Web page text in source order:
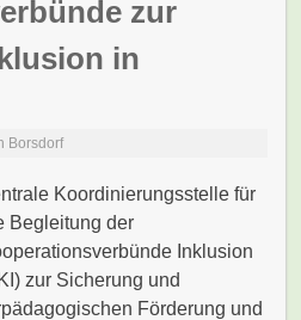
zur
in
Borsdorf
Koordinierungsstelle für
Begleitung der
Inklusion
zur Sicherung und
Förderung und